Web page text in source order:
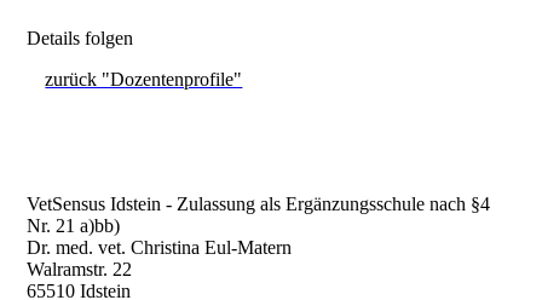
Details folgen
zurück "Dozentenprofile"
VetSensus Idstein - Zulassung als Ergänzungsschule nach §4
Nr. 21 a)bb)
Dr. med. vet. Christina Eul-Matern
Walramstr. 22
65510 Idstein